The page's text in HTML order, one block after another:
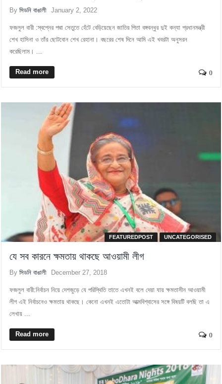
Byসিডনি বাঙালী January 2, 2022
ফজলুল বারী :স্বপ্নের পদ্মা সেতুতে হেঁটে বেড়িয়েছেন জাতির পিতা বঙ্গবন্ধুর দুই কন্যা প্রধানমন্ত্রী
শেখ হাসিনা ও তাঁর ছোটবোন শেখ রেহানা। বছরের শেষ দিনে আমি এই খবরটা অনুসরন
করেছিলাম। ...
Read more 0
FEATUREDPOST UNCATEGORISED
যে সব কারনে ক্ষমতায় থাকছে আওয়ামী লীগ
Byসিডনি বাঙালী December 27, 2018
ফজলুল বারী:নির্বাচন নিয়ে দেশজুড়ে যে পরিস্থিতি তাতে এখনই বলে দেয়া যায় ক্ষমতাসীন আওয়ামী
লীগ এই নির্বাচনেও ক্ষমতায় থাকছে। কেনো এখনই এতোটা আত্মবিশ্বাসের সঙ্গে বিষয়টি বলছি তা এ
লেখায় ...
Read more 0